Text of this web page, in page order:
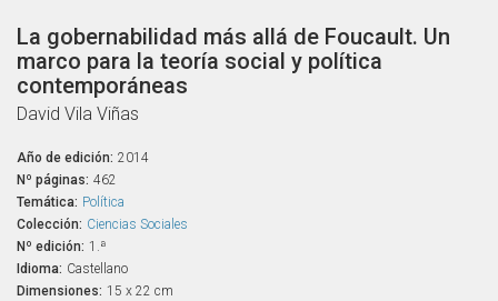
La gobernabilidad más allá de Foucault. Un
marco para la teoría social y política
contemporáneas
David Vila Viñas
Año de edición: 2014
Nº páginas: 462
Temática: Política
Colección: Ciencias Sociales
Nº edición: 1.ª
Idioma: Castellano
Dimensiones: 15 x 22 cm